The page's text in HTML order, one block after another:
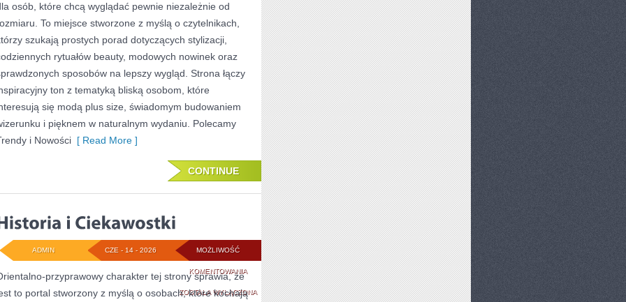
PIELĘGNACJA
osób, które chcą wyglądać pewnie niezależnie od
To miejsce stworzone z myślą o czytelnikach,
szukają prostych porad dotyczących stylizacji,
rytuałów beauty, modowych nowinek oraz
sposobów na lepszy wygląd. Strona łączy
ton z tematyką bliską osobom, które
się modą plus size, świadomym budowaniem
i pięknem w naturalnym wydaniu. Polecamy
i Nowości [ Read More ]
CONTINUE
MOŻLIWOŚĆ
KOMENTOWANIAHISTORIA
I
ZOSTAŁA WYŁĄCZONA
CZE - 14 - 2026
ADMIN
przyprawowy charakter tej strony sprawia, że
to portal stworzony z myślą o osobach, które kochają